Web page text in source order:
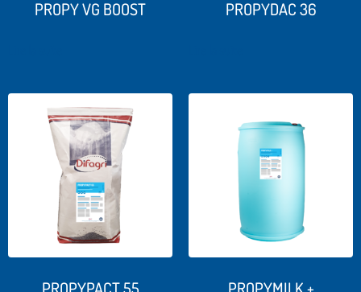
PROPY VG BOOST PROPYDAC 36
PROPYPACT 55 PROPYMILK +